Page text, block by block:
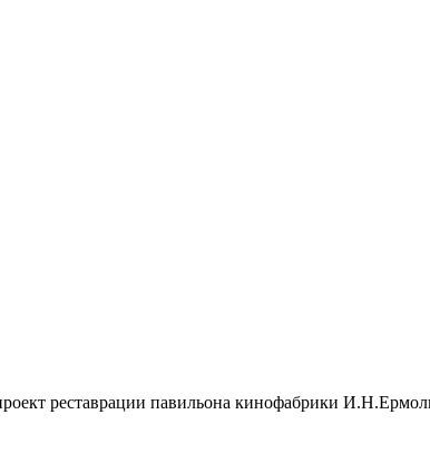
реставрации павильона кинофабрики